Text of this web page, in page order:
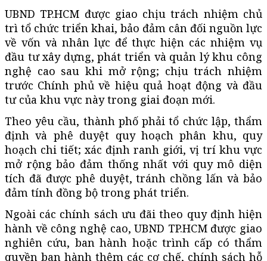
UBND TP.HCM được giao chịu trách nhiệm chủ
trì tổ chức triển khai, bảo đảm cân đối nguồn lực
về vốn và nhân lực để thực hiện các nhiệm vụ
đầu tư xây dựng, phát triển và quản lý khu công
nghệ cao sau khi mở rộng; chịu trách nhiệm
trước Chính phủ về hiệu quả hoạt động và đầu
tư của khu vực này trong giai đoạn mới.
Theo yêu cầu, thành phố phải tổ chức lập, thẩm
định và phê duyệt quy hoạch phân khu, quy
hoạch chi tiết; xác định ranh giới, vị trí khu vực
mở rộng bảo đảm thống nhất với quy mô diện
tích đã được phê duyệt, tránh chồng lấn và bảo
đảm tính đồng bộ trong phát triển.
Ngoài các chính sách ưu đãi theo quy định hiện
hành về công nghệ cao, UBND TP.HCM được giao
nghiên cứu, ban hành hoặc trình cấp có thẩm
quyền ban hành thêm các cơ chế, chính sách hỗ